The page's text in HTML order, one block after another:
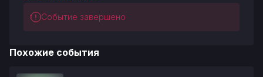
Событие завершено
Похожие события